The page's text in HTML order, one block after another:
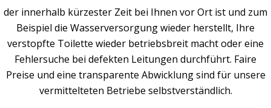
der innerhalb kürzester Zeit bei Ihnen vor Ort ist und zum
Beispiel die Wasserversorgung wieder herstellt, Ihre
verstopfte Toilette wieder betriebsbreit macht oder eine
Fehlersuche bei defekten Leitungen durchführt. Faire
Preise und eine transparente Abwicklung sind für unsere
vermittelteten Betriebe selbstverständlich.